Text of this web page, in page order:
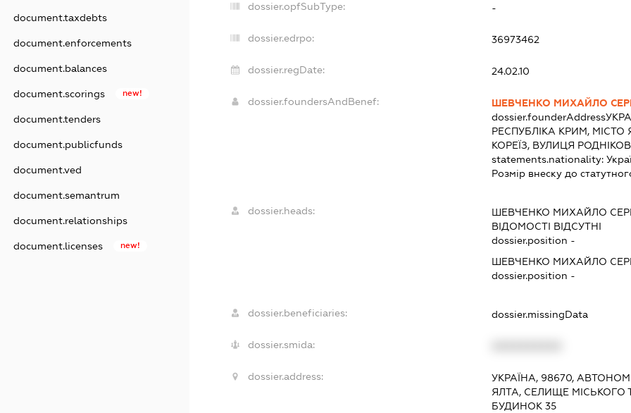
document.taxdebts
document.enforcements
document.balances
document.scorings new!
document.tenders
document.publicfunds
document.ved
document.semantrum
document.relationships
document.licenses new!
dossier.opfSubType: -
dossier.edrpo: 36973462
dossier.regDate: 24.02.10
dossier.foundersAndBenef:
ШЕВЧЕНКО МИХАЙЛО
dossier.founderAddress
РЕСПУБЛІКА КРИМ,
КОРЕЇЗ, ВУЛИЦЯ
statements.nationality:
Розмір внеску до
dossier.heads: ШЕВЧЕНКО МИХАЙЛО
ВІДОМОСТІ ВІДСУТНІ
dossier.position -
ШЕВЧЕНКО МИХАЙЛО
dossier.position -
dossier.beneficiaries: dossier.missingData
dossier.smida:
dossier.address:
УКРАЇНА, 98670,
ЯЛТА, СЕЛИЩЕ МІСЬКОГО
БУДИНОК 35